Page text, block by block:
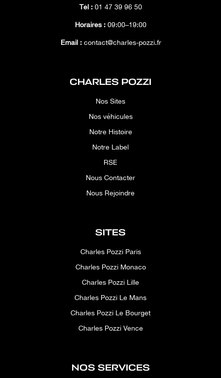
Tél : 01 47 39 96 50
Horaires : 09:00–19:00
Email :contact@charles-pozzi.fr
CHARLES POZZI
Nos Sites
Nos véhicules
Notre Histoire
Notre Label
RSE
Nous Contacter
Nous Rejoindre
SITES
Charles Pozzi Paris
Charles Pozzi Monaco
Charles Pozzi Lille
Charles Pozzi Le Mans
Charles Pozzi Le Bourget
Charles Pozzi Vence
NOS SERVICES